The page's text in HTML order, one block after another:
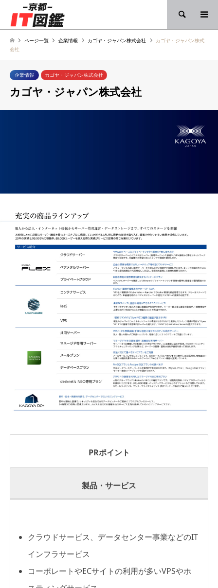
検索
ページ一覧 企業情報 カゴヤ・ジャパン株式会社
カゴヤ・ジャパン株式
会社
企業情報 カゴヤ・ジャパン株式会社
カゴヤ・ジャパン株式会社
PRポイント
製品・サービス
クラウドサービス、データセンター事業などのIT
インフラサービス
コーポレートやECサイトの利用が多いVPSやホ